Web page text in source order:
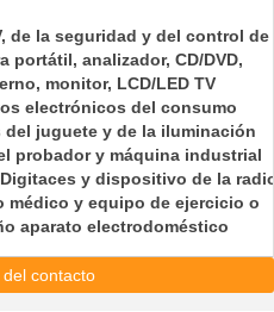
de la seguridad y del control de
portátil, analizador, CD/DVD,
monitor, LCD/LED TV
electrónicos del consumo
del juguete y de la iluminación
probador y máquina industrial
y dispositivo de la
médico y equipo de ejercicio o
aparato electrodoméstico
contacto